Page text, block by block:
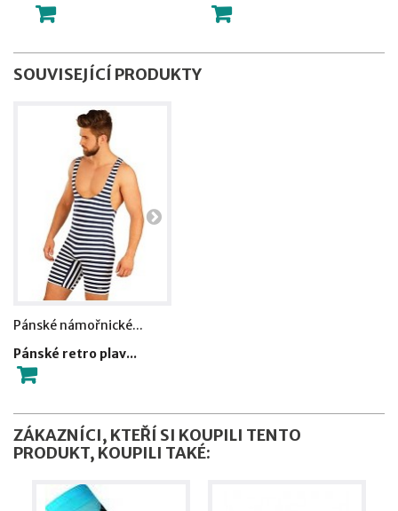
SOUVISEJÍCÍ PRODUKTY
Pánské námořnické...
Pánské retro plav...
ZÁKAZNÍCI, KTEŘÍ SI KOUPILI TENTO
PRODUKT, KOUPILI TAKÉ: